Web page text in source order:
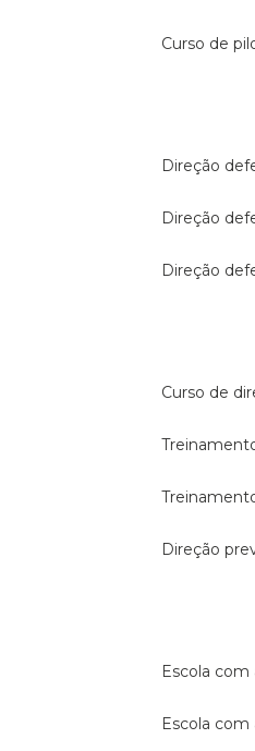
curso de
direção
direção
direção
curso de
direção
escola
escola